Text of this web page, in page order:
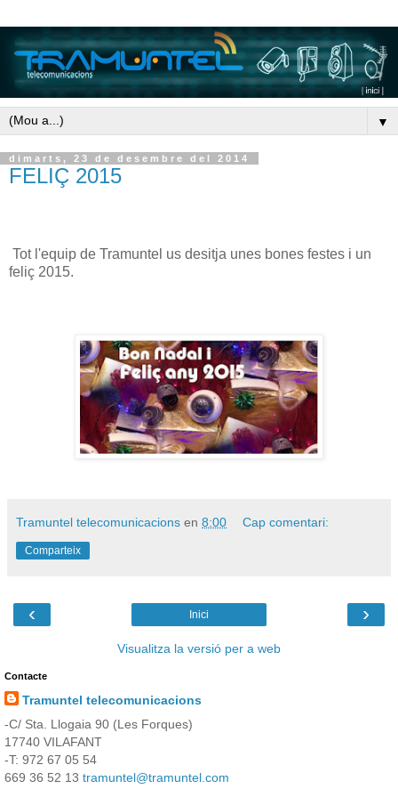
▼
dimarts, 23 de desembre del 2014
FELIÇ 2015
Tot l'equip de Tramuntel us desitja unes bones festes i un
feliç 2015.
Tramuntel telecomunicacions en 8:00 Cap comentari:
Comparteix
‹ ›
Inici
Visualitza la versió per a web
Contacte
Tramuntel telecomunicacions
-C/ Sta. Llogaia 90 (Les Forques)
17740 VILAFANT
-T: 972 67 05 54
669 36 52 13 tramuntel@tramuntel.com